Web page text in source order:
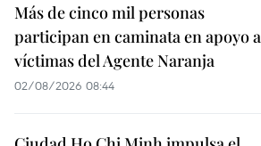
Más de cinco mil personas
participan en caminata en apoyo a
víctimas del Agente Naranja
02/08/2026 08:44